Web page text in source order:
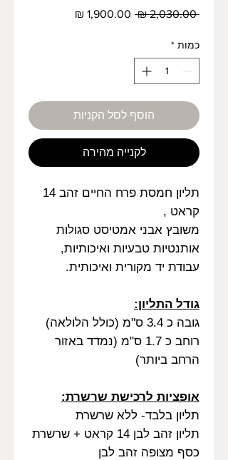
‏2,030.00 ‏₪
מחיר
כמות *
הוסף לסל הקניות
לקנייה מהירה
תליון חמסת פרח החיים זהב 14
קראט ,
משובץ אבני אמטיסט סגולות
אותנטיות טבעיות ואיכותיות,
עבודת יד מקורית ואיכותית.
גודל התליון:
גובה כ 3.4 ס"מ (כולל הלולאה)
רוחב כ 1.7 ס"מ (נמדד באזור
הרחב ביותר)
אופציות לרכישת שרשרת:
תליון בלבד- ללא שרשרת
תליון זהב לבן 14 קראט + שרשרת
כסף מצופה זהב לבן